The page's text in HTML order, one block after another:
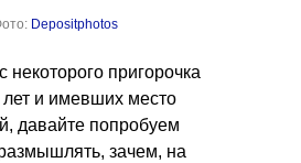
Depositphotos
некоторого пригорочка
и имевших место
давайте попробуем
зачем, на